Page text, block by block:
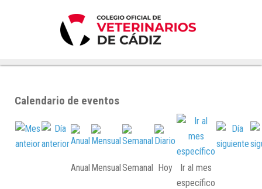
Calendario de eventos
Anual MensualSemanal Hoy
Ir al mes
específico